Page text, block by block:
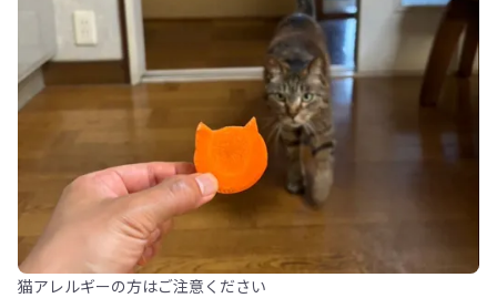
猫アレルギーの方はご注意ください